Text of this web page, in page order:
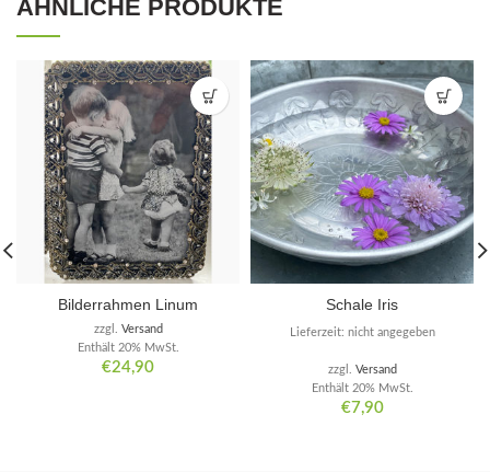
ÄHNLICHE PRODUKTE
Bilderrahmen Linum
€24,90
Enthält 20% MwSt.
zzgl. Versand
Schale Iris
€7,90
Enthält 20% MwSt.
zzgl. Versand
Lieferzeit: nicht angegeben